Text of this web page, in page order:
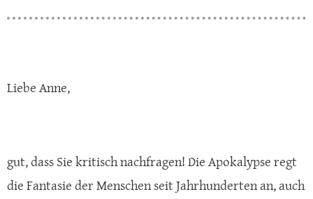
Liebe Anne,
gut, dass Sie kritisch nachfragen! Die Apokalypse regt
die Fantasie der Menschen seit Jahrhunderten an, auch